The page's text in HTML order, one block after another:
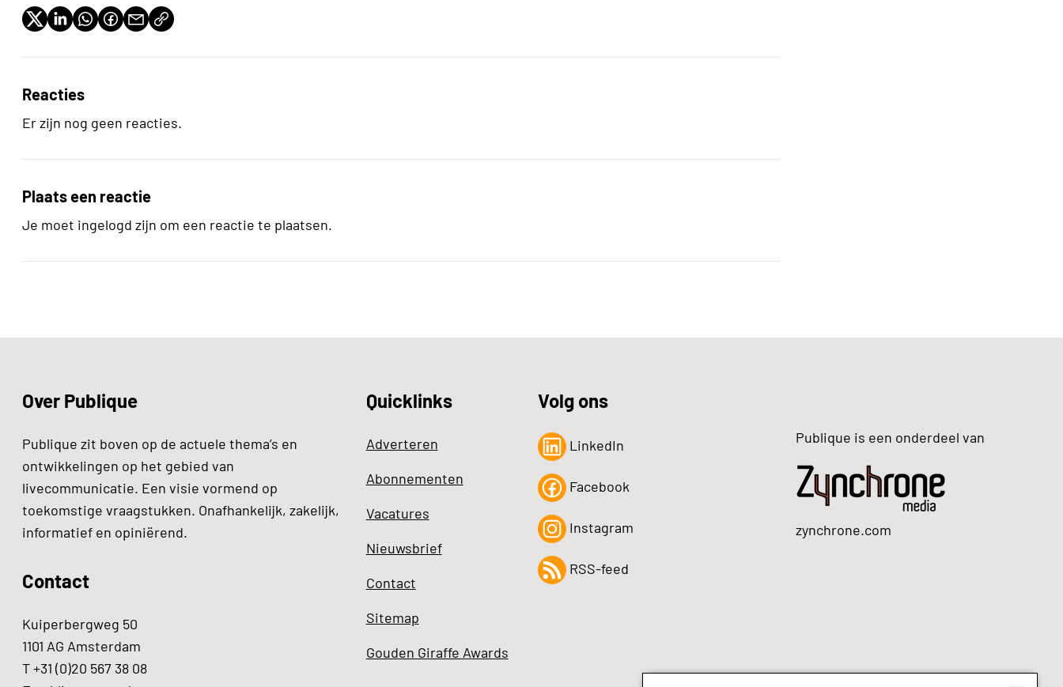
Reacties
Er zijn nog geen reacties.
Plaats een reactie
Je moet ingelogd zijn om een reactie te plaatsen.
Over Publique
Publique zit boven op de actuele thema’s en
ontwikkelingen op het gebied van
livecommunicatie. Een visie vormend op
toekomstige vraagstukken. Onafhankelijk, zakelijk,
informatief en opiniërend.
Contact
Kuiperbergweg 50
1101 AG Amsterdam
T +31 (0)20 567 38 08
Quicklinks
Adverteren
Abonnementen
Vacatures
Nieuwsbrief
Contact
Sitemap
Gouden Giraffe Awards
Volg ons
LinkedIn
Facebook
Instagram
RSS-feed
Publique is een onderdeel van
zynchrone.com